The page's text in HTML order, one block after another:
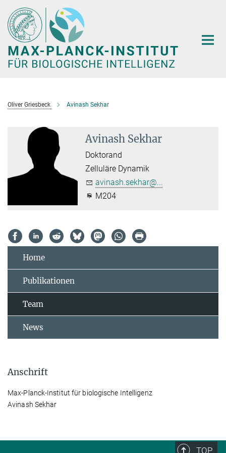
Hauptinhalt
Oliver Griesbeck Avinash Sekhar
Avinash Sekhar
Doktorand
Zelluläre Dynamik
avinash.sekhar@...
M204
Home
Publikationen
Team
News
Anschrift
Max-Planck-Institut für biologische Intelligenz
Avinash Sekhar
TOP